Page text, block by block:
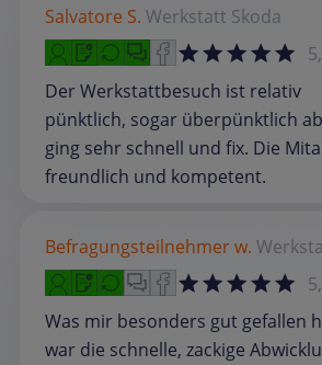
Salvatore S. Werkstatt Skoda
Der Werkstattbesuch ist relativ
pünktlich, sogar überpünktlich
ging sehr schnell und fix. Die
freundlich und kompetent.
Befragungsteilnehmer w.
Was mir besonders gut gefallen
war die schnelle, zackige